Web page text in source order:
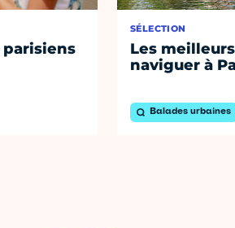
SÉLECTION
Les
naviguer à
Balades urbaines